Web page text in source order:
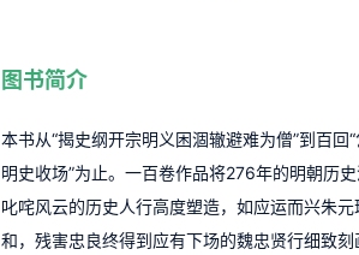
图书简介
本书从“揭史纲开宗明义困涸辙避难为僧”到百回
明史收场”为止。一百卷作品将276年的明朝历
叱咤风云的历史人行高度塑造，如应运而兴朱
和，残害忠良终得到应有下场的魏忠贤行细致